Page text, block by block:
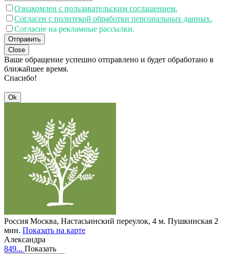
Ознакомлен с пользавательским соглашением.
Согласен с политекой обработки персональных данных.
Согласие на рекламные рассылки.
Отправить
Close
Ваше обращение успешно отправлено и будет обработано в
ближайшее время.
Спасибо!
Ok
Россия Москва, Настасьинский переулок, 4 м. Пушкинская 2
мин. Показать на карте
Александра
849... Показать